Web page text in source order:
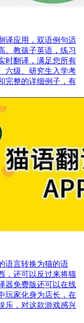
译应用，双语例句适
。教孩子英语，练习
时翻译，满足您所有
六级、研究生入学考
完整的详细例子，有
语言转换为猫的语
，还可以反过来将猫
器免费版还可以在线
玩家化身为店长，在
乐，对这款游戏感兴